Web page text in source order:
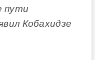
пути
Кобахидзе